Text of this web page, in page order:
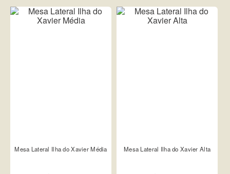
Mesa Lateral Ilha do Xavier Média Mesa Lateral Ilha do Xavier Alta